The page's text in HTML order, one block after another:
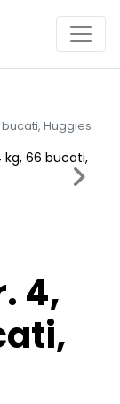
bucati, Huggies
Next
4,